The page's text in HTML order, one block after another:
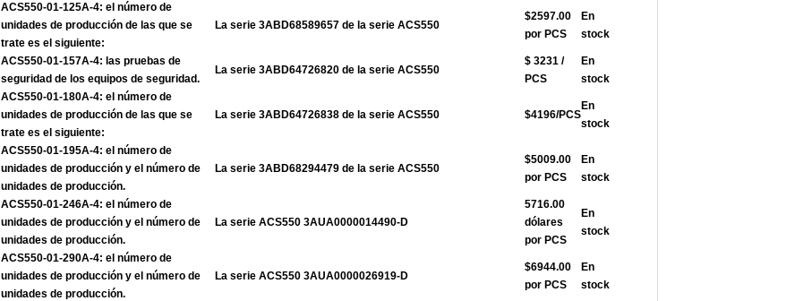
ACS550-01-125A-4: el número de
unidades de producción de las que se
trate es el siguiente:
La serie 3ABD68589657 de la serie ACS550
$2597.00
por PCS
En
stock
ACS550-01-157A-4: las pruebas de
seguridad de los equipos de seguridad.
La serie 3ABD64726820 de la serie ACS550
$ 3231 /
PCS
En
stock
ACS550-01-180A-4: el número de
unidades de producción de las que se
trate es el siguiente:
La serie 3ABD64726838 de la serie ACS550 $4196/PCS
En
stock
ACS550-01-195A-4: el número de
unidades de producción y el número de
unidades de producción.
La serie 3ABD68294479 de la serie ACS550
$5009.00
por PCS
En
stock
ACS550-01-246A-4: el número de
unidades de producción y el número de
unidades de producción.
La serie ACS550 3AUA0000014490-D
5716.00
dólares
por PCS
En
stock
ACS550-01-290A-4: el número de
unidades de producción y el número de
unidades de producción.
La serie ACS550 3AUA0000026919-D
$6944.00
por PCS
En
stock